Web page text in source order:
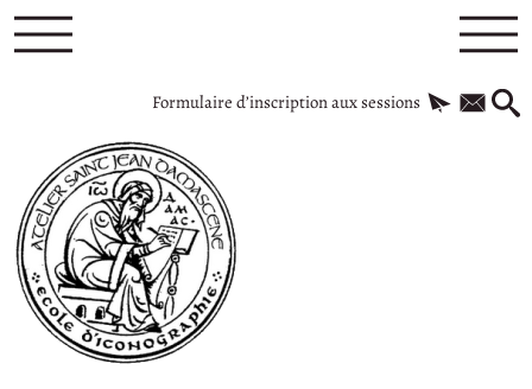
Formulaire d’inscription aux sessions